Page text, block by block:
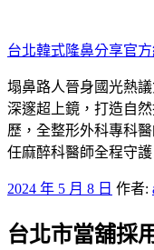
至
主
要
內
容
台北韓式隆鼻分享官
塌鼻路人晉身國光熱
深邃超上鏡，打造自
歷，全整形外科專科
任麻醉科醫師全程守護
發
於
2024 年 5 月 8 日 作者:
台北市當舖採